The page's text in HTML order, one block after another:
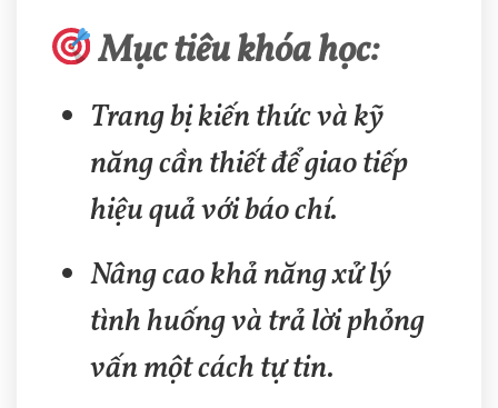
Mục tiêu khóa học:
Trang bị kiến thức và kỹ
năng cần thiết để giao tiếp
hiệu quả với báo chí.
Nâng cao khả năng xử lý
tình huống và trả lời phỏng
vấn một cách tự tin.